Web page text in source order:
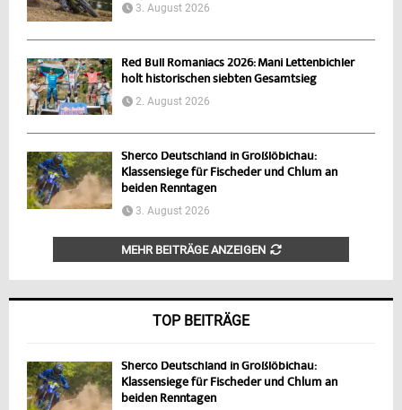
3. August 2026
Red Bull Romaniacs 2026: Mani Lettenbichler
holt historischen siebten Gesamtsieg
2. August 2026
Sherco Deutschland in Großlöbichau:
Klassensiege für Fischeder und Chlum an
beiden Renntagen
3. August 2026
MEHR BEITRÄGE ANZEIGEN
TOP BEITRÄGE
Sherco Deutschland in Großlöbichau:
Klassensiege für Fischeder und Chlum an
beiden Renntagen